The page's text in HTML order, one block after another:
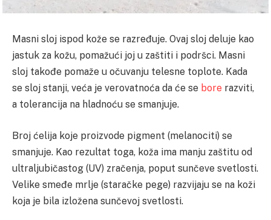
Masni sloj ispod kože se razređuje. Ovaj sloj deluje kao
jastuk za kožu, pomažući joj u zaštiti i podršci. Masni
sloj takođe pomaže u očuvanju telesne toplote. Kada
se sloj stanji, veća je verovatnoća da će se bore razviti,
a tolerancija na hladnoću se smanjuje.
Broj ćelija koje proizvode pigment (melanociti) se
smanjuje. Kao rezultat toga, koža ima manju zaštitu od
ultraljubičastog (UV) zračenja, poput sunčeve svetlosti.
Velike smeđe mrlje (staračke pege) razvijaju se na koži
koja je bila izložena sunčevoj svetlosti.